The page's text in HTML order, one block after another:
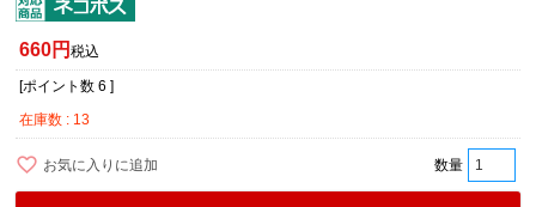
660 税込
[ポイント数 6 ]
在庫数
13
お気に入りに追加